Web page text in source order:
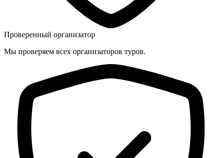
Проверенный организатор
Мы проверяем всех организаторов туров.